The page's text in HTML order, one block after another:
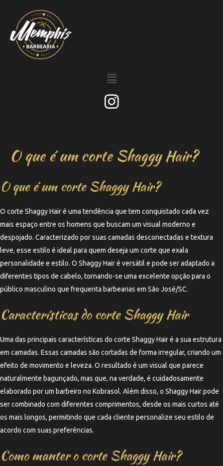
O que é um corte Shaggy Hair?
O que é um corte Shaggy Hair?
O corte Shaggy Hair é uma tendência que tem conquistado cada vez
mais espaço entre os homens que buscam um visual moderno e
despojado. Caracterizado por suas camadas desconectadas e textura
leve, esse estilo é ideal para quem deseja um corte que exala
personalidade e estilo. O Shaggy Hair é versátil e pode ser adaptado a
diferentes tipos de cabelo, tornando-se uma excelente opção para o
público masculino que frequenta barbearias em São José/SC.
Características do corte Shaggy Hair
Uma das principais características do corte Shaggy Hair é a sua estrutura
em camadas. Essas camadas são cortadas de forma irregular, criando um
efeito de movimento e leveza. O resultado é um visual que parece
naturalmente bagunçado, mas que, na verdade, é cuidadosamente
elaborado por um barbeiro no Kobrasol. Além disso, o Shaggy Hair pode
ser combinado com diferentes comprimentos, desde os mais curtos até
os mais longos, permitindo que cada cliente personalize seu estilo de
acordo com suas preferências.
Como manter o corte Shaggy Hair?